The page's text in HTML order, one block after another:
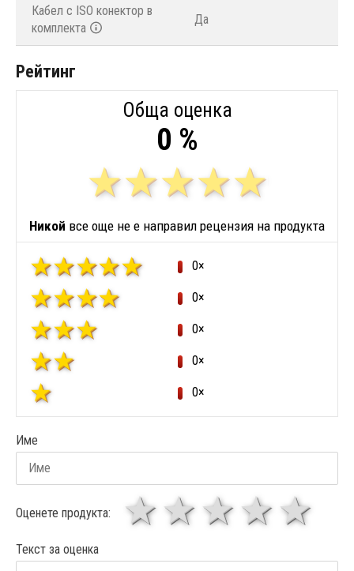
Кабел с ISO конектор в
комплекта
Да
Рейтинг
Обща оценка
0 %
Никой все още не е направил рецензия на продукта
0×
0×
0×
0×
0×
Име
Оценете продукта: 4
3
звезди
1 звезда
Текст за оценка